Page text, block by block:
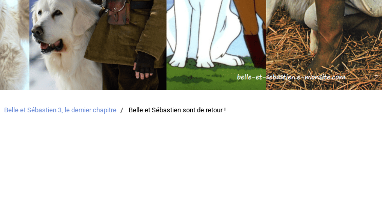
Belle et Sébastien 3, le dernier chapitre Belle et Sébastien sont de retour !